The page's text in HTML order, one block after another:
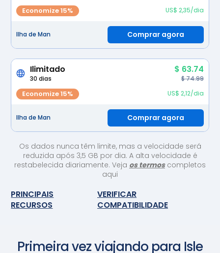
Economize 15% US$ 2,35/dia
Ilha de Man Comprar agora
Ilimitado $ 63.74
30 dias $ 74.99
Economize 15% US$ 2,12/dia
Ilha de Man Comprar agora
Os dados nunca têm limite, mas a velocidade será
reduzida após 3,5 GB por dia. A alta velocidade é
restabelecida diariamente. Veja os termoscompletos
aqui
PRINCIPAIS
RECURSOS
VERIFICAR
COMPATIBILIDADE
Primeira vez viajando para Isle